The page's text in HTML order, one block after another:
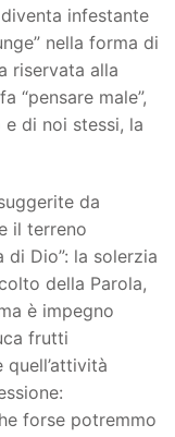
infestante
nella forma di
riservata alla
“pensare male”,
di noi stessi, la
da
il terreno
di Dio”: la solerzia
della Parola,
è impegno
frutti
forse potremmo